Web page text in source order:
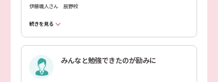
伊藤颯人さん 辰野校
続きを見る
みんなと勉強できたのが励みに